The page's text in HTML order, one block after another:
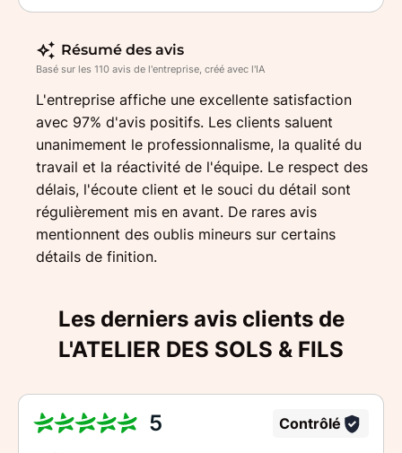
Résumé des avis
Basé sur les 110 avis de l'entreprise, créé avec l'IA
L'entreprise affiche une excellente satisfaction
avec 97% d'avis positifs. Les clients saluent
unanimement le professionnalisme, la qualité du
travail et la réactivité de l'équipe. Le respect des
délais, l'écoute client et le souci du détail sont
régulièrement mis en avant. De rares avis
mentionnent des oublis mineurs sur certains
détails de finition.
Les derniers avis clients de
L'ATELIER DES SOLS & FILS
5 Contrôlé